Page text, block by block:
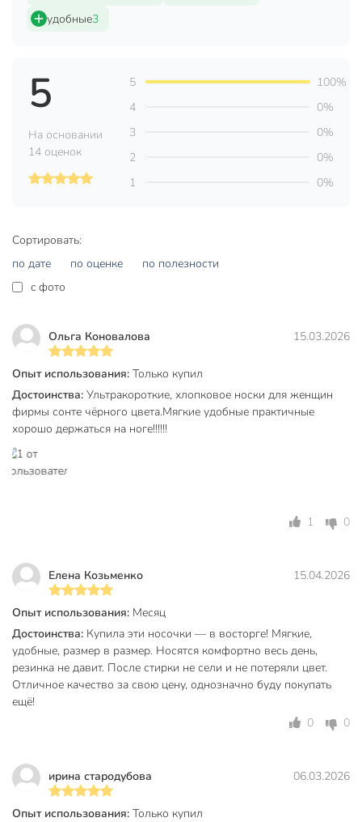
Пол
Особенности
тонкий
Резинка
Вид
классический
Количество пар
Высота носков
Артикул производителя
Модель
Вес в упаковке
Габариты упаковки
удобные3
Сортировать:
по дате
по оценке
по полезности
c фото
Ольга Коновалова 15.03.2026
Опыт использования: Только купил
Достоинства: Ультракороткие, хлопковое носки для женщин
фирмы сонте чёрного цвета.Мягкие удобные практичные
хорошо держаться на ноге!!!!!!
1 0
Елена Козьменко 15.04.2026
Опыт использования: Месяц
Достоинства: Купила эти носочки — в восторге! Мягкие,
удобные, размер в размер. Носятся комфортно весь день,
резинка не давит. После стирки не сели и не потеряли цвет.
Отличное качество за свою цену, однозначно буду покупать
ещё!
0
0
ирина стародубова 06.03.2026
Опыт использования: Только купил
5
На основании
14 оценок
5
100%
4
0%
3
0%
2
0%
1
0%